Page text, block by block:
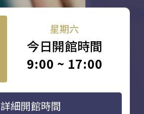
星期六
今日開館時間
9:00 ~ 17:00
詳細開館時間